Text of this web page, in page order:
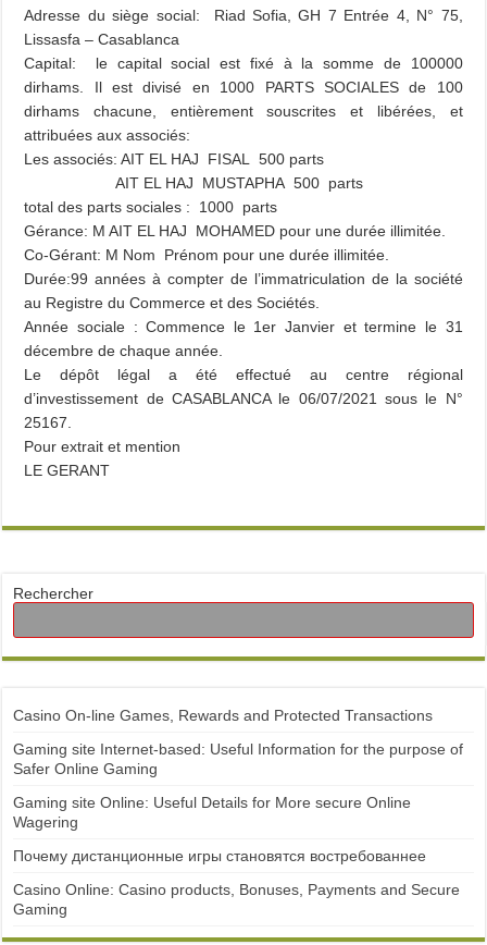
Adresse du siège social: Riad Sofia, GH 7 Entrée 4, N° 75,
Lissasfa – Casablanca
Capital: le capital social est fixé à la somme de 100000
dirhams. Il est divisé en 1000 PARTS SOCIALES de 100
dirhams chacune, entièrement souscrites et libérées, et
attribuées aux associés:
Les associés: AIT EL HAJ FISAL 500 parts
AIT EL HAJ MUSTAPHA 500 parts
total des parts sociales : 1000 parts
Gérance: M AIT EL HAJ MOHAMED pour une durée illimitée.
Co-Gérant: M Nom Prénom pour une durée illimitée.
Durée:99 années à compter de l’immatriculation de la société
au Registre du Commerce et des Sociétés.
Année sociale : Commence le 1er Janvier et termine le 31
décembre de chaque année.
Le dépôt légal a été effectué au centre régional
d’investissement de CASABLANCA le 06/07/2021 sous le N°
25167.
Pour extrait et mention
LE GERANT
Rechercher
Casino On-line Games, Rewards and Protected Transactions
Gaming site Internet-based: Useful Information for the purpose of
Safer Online Gaming
Gaming site Online: Useful Details for More secure Online
Wagering
Почему дистанционные игры становятся востребованнее
Casino Online: Casino products, Bonuses, Payments and Secure
Gaming